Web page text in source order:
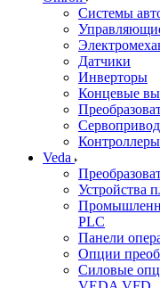
Системы
Датчики
Инверторы
Концевые
Контроллеры
Veda
Устройства
PLC
Панели
Опции
Силовые